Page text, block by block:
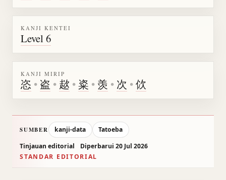
KANJI KENTEI
Level 6
KANJI MIRIP
恣 • 盗 • 趑 •粢 • 羡 • 次 •佽
SUMBER kanji-data
Tatoeba
Tinjauan editorial
Diperbarui 20 Jul 2026
STANDAR EDITORIAL